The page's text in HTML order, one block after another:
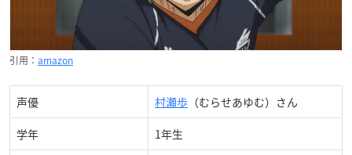
引用： amazon
声優 村瀬歩 （むらせあゆむ）さん
学年 1年生